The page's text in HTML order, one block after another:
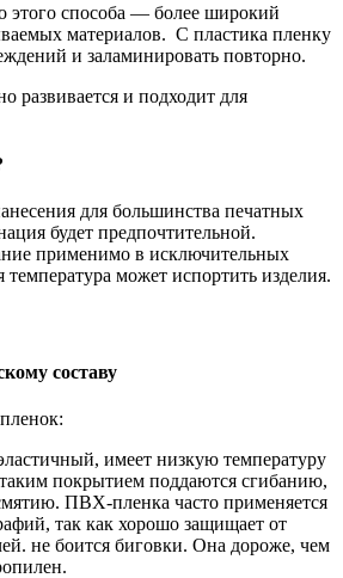
этого способа — более широкий
материалов. С пластика пленку
и заламинировать повторно.
развивается и подходит для
для большинства печатных
будет предпочтительной.
применимо в исключительных
температура может испортить изделия.
составу
имеет низкую температуру
покрытием поддаются сгибанию,
ПВХ-пленка часто применяется
так как хорошо защищает от
не боится биговки. Она дороже, чем